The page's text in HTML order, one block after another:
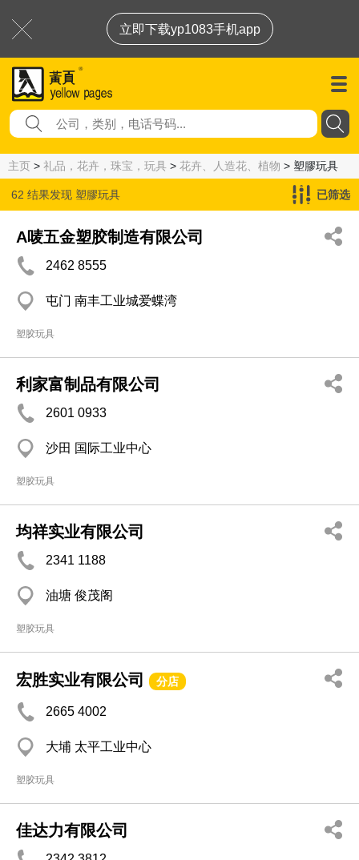
立即下载yp1083手机app
主页 > 礼品，花卉，珠宝，玩具 > 花卉、人造花、植物 > 塑膠玩具
62 结果发现 塑膠玩具 已筛选
A唛五金塑胶制造有限公司
2462 8555
屯门 南丰工业城爱蝶湾
塑胶玩具
利家富制品有限公司
2601 0933
沙田 国际工业中心
塑胶玩具
均祥实业有限公司
2341 1188
油塘 俊茂阁
塑胶玩具
宏胜实业有限公司 分店
2665 4002
大埔 太平工业中心
塑胶玩具
佳达力有限公司